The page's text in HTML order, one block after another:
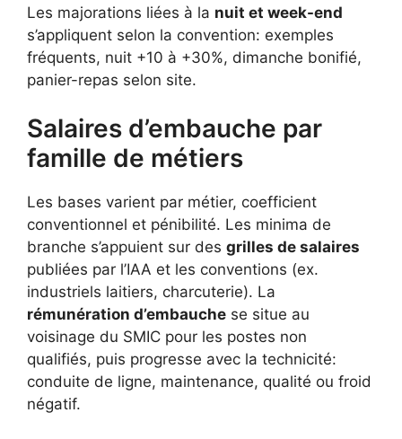
Les majorations liées à la nuit et week-end
s’appliquent selon la convention: exemples
fréquents, nuit +10 à +30%, dimanche bonifié,
panier-repas selon site.
Salaires d’embauche par
famille de métiers
Les bases varient par métier, coefficient
conventionnel et pénibilité. Les minima de
branche s’appuient sur des grilles de salaires
publiées par l’IAA et les conventions (ex.
industriels laitiers, charcuterie). La
rémunération d’embauche se situe au
voisinage du SMIC pour les postes non
qualifiés, puis progresse avec la technicité:
conduite de ligne, maintenance, qualité ou froid
négatif.